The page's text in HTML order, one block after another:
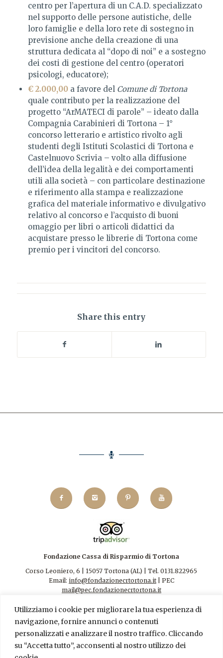
Utilizziamo i cookie per migliorare la tua esperienza di
navigazione, fornire annunci o contenuti
personalizzati e analizzare il nostro traffico. Cliccando
su “Accetta tutto”, acconsenti al nostro utilizzo dei
centro per l’apertura di un C.A.D. specializzato
nel supporto delle persone autistiche, delle
loro famiglie e della loro rete di sostegno in
previsione anche della creazione di una
struttura dedicata al “dopo di noi” e a sostegno
dei costi di gestione del centro (operatori
psicologi, educatore);
€ 2.000,00a favore del Comune di Tortona
quale contributo per la realizzazione del
progetto “ArMATECI di parole” – ideato dalla
Compagnia Carabinieri di Tortona – 1°
concorso letterario e artistico rivolto agli
studenti degli Istituti Scolastici di Tortona e
Castelnuovo Scrivia – volto alla diffusione
dell’idea della legalità e dei comportamenti
utili alla società – con particolare destinazione
e riferimento alla stampa e realizzazione
grafica del materiale informativo e divulgativo
relativo al concorso e l’acquisto di buoni
omaggio per libri o articoli didattici da
acquistare presso le librerie di Tortona come
premio per i vincitori del concorso.
Share this entry
Fondazione Cassa di Risparmio di Tortona
Corso Leoniero, 6 | 15057 Tortona (AL) | Tel. 0131.822965
Email: info@fondazionecrtortona.it| PEC
mail@pec.fondazionecrtortona.it